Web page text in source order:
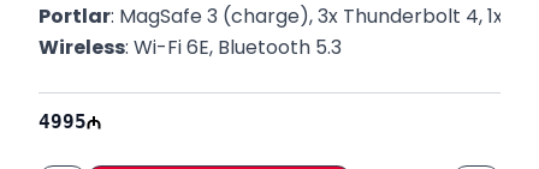
Portlar: MagSafe 3 (charge), 3x Thunderbolt 4, 1x 3.5
Wireless: Wi-Fi 6E, Bluetooth 5.3
Rəng : Space Black
4995